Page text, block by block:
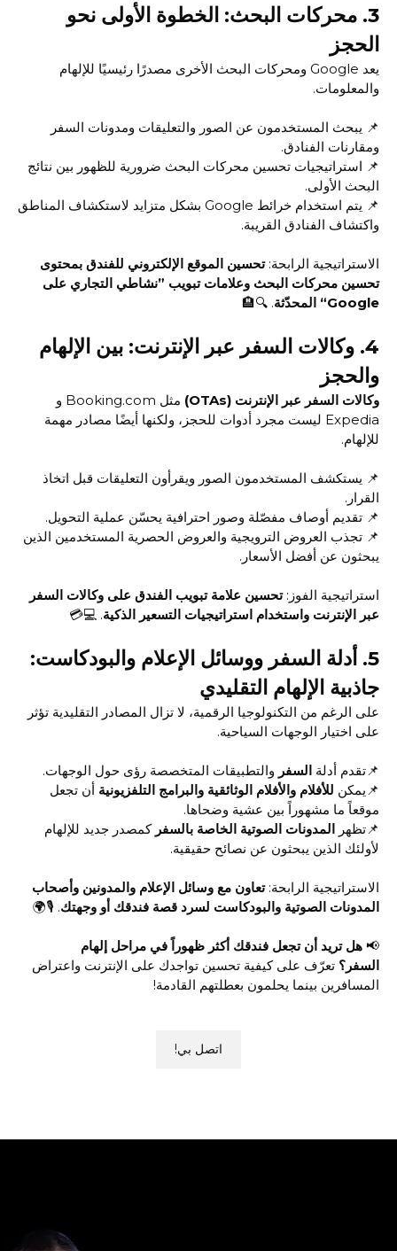
3. محركات البحث: الخطوة الأولى نحو
الحجز
يعد Google ومحركات البحث الأخرى مصدرًا رئيسيًا للإلهام
والمعلومات.
📌 يبحث المستخدمون عن الصور والتعليقات ومدونات السفر
ومقارنات الفنادق.
📌 استراتيجيات تحسين محركات البحث ضرورية للظهور بين نتائج
البحث الأولى.
📌 يتم استخدام خرائط Google بشكل متزايد لاستكشاف المناطق
واكتشاف الفنادق القريبة.
الاستراتيجية الرابحة: تحسين الموقع الإلكتروني للفندق بمحتوى
تحسين محركات البحث وعلامات تبويب ”نشاطي التجاري على
Google“ المحدّثة
. 🔍🏨
4. وكالات السفر عبر الإنترنت: بين الإلهام
والحجز
وكالات السفر عبر الإنترنت (OTAs)
مثل Booking.com و
Expedia ليست مجرد أدوات للحجز، ولكنها أيضًا مصادر مهمة
للإلهام.
📌 يستكشف المستخدمون الصور ويقرأون التعليقات قبل اتخاذ
القرار.
📌 تقديم أوصاف مفصّلة وصور احترافية يحسّن عملية التحويل.
📌 تجذب العروض الترويجية والعروض الحصرية المستخدمين الذين
يبحثون عن أفضل الأسعار.
استراتيجية الفوز: تحسين علامة تبويب الفندق على وكالات السفر
عبر الإنترنت واستخدام استراتيجيات التسعير الذكية. 💻💳
5.
أدلة السفر ووسائل الإعلام والبودكاست:
جاذبية الإلهام التقليدي
على الرغم من التكنولوجيا الرقمية، لا تزال المصادر التقليدية تؤثر
على اختيار الوجهات السياحية.
📌تقدم أدلة السفر والتطبيقات المتخصصة رؤى حول الوجهات.
📌يمكن للأفلام والأفلام الوثائقية والبرامج التلفزيونية أن تجعل
موقعاً ما مشهوراً بين عشية وضحاها.
📌تظهر المدونات الصوتية الخاصة بالسفر كمصدر جديد للإلهام
لأولئك الذين يبحثون عن نصائح حقيقية.
الاستراتيجية الرابحة: تعاون مع وسائل الإعلام والمدونين وأصحاب
المدونات الصوتية والبودكاست لسرد قصة فندقك أو وجهتك. 🎙️🌍
📢 هل تريد أن تجعل فندقك أكثر ظهوراً في مراحل إلهام
السفر؟ تعرّف على كيفية تحسين تواجدك على الإنترنت واعتراض
المسافرين بينما يحلمون بعطلتهم القادمة!
اتصل بي!